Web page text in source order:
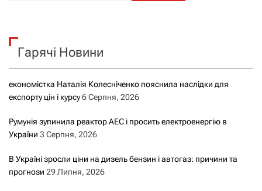
к
Гарячі Новини
економістка Наталія Колесніченко пояснила наслідки для
експорту цін і курсу6 Серпня, 2026
Румунія зупинила реактор АЕС і просить електроенергію в
України 3 Серпня, 2026
В Україні зросли ціни на дизель бензин і автогаз: причини та
прогнози 29 Липня, 2026